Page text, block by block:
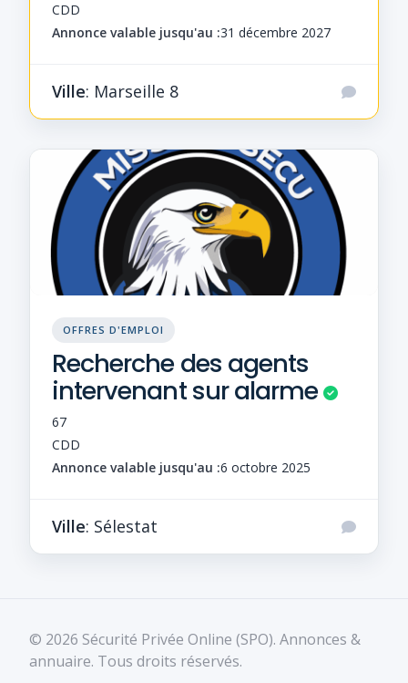
CDD
Annonce valable jusqu'au :31 décembre 2027
Ville: Marseille 8
OFFRES D'EMPLOI
Recherche des agents
intervenant sur alarme
67
CDD
Annonce valable jusqu'au :6 octobre 2025
Ville: Sélestat
© 2026 Sécurité Privée Online (SPO). Annonces &
annuaire. Tous droits réservés.